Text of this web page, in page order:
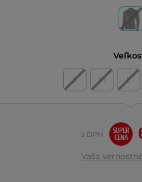
S M L
s DPH
SUPER
CENA
Vaša